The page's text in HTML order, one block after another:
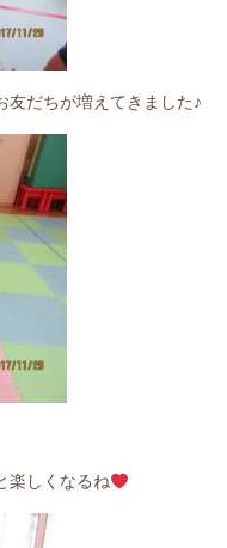
友だちが増えてきました♪
楽しくなるね